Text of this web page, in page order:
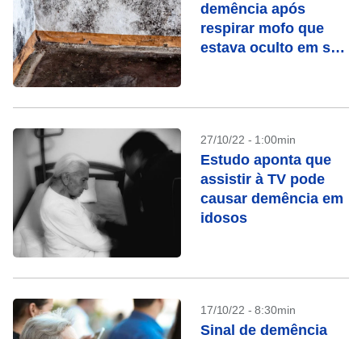
demência após
respirar mofo que
estava oculto em sua
27/10/22 - 1:00min
Estudo aponta que
assistir à TV pode
causar demência em
idosos
17/10/22 - 8:30min
Sinal de demência